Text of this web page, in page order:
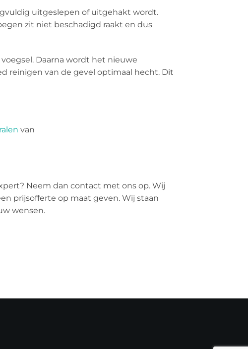
uitgeslepen of uitgehakt wordt.
zit niet beschadigd raakt en dus
Daarna wordt het nieuwe
reinigen van de gevel optimaal hecht. Dit
van
Neem dan contact met ons op. Wij
prijsofferte op maat geven. Wij staan
wensen.